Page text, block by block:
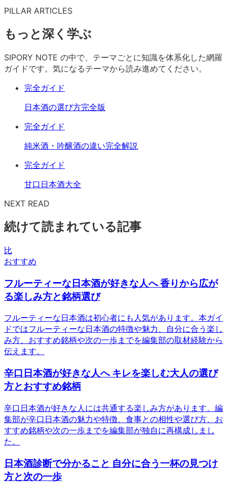
PILLAR ARTICLES
もっと深く学ぶ
SIPORY NOTE の中で、テーマごとに知識を体系化した網羅
ガイドです。気になるテーマから読み進めてください。
完全ガイド
日本酒の選び方完全版
完全ガイド
純米酒・吟醸酒の違い完全解説
完全ガイド
甘口日本酒大全
NEXT READ
続けて読まれている記事
比
おすすめ
フルーティーな日本酒が好きな人へ 香りから広が
る楽しみ方と銘柄選び
フルーティーな日本酒は初心者にも人気があります。本ガイ
ドではフルーティーな日本酒の特徴や魅力、自分に合う楽し
み方、おすすめ銘柄や次の一歩までを編集部の取材経験から
伝えます。
辛口日本酒が好きな人へ キレを楽しむ大人の選び
方とおすすめ銘柄
辛口日本酒が好きな人には共通する楽しみ方があります。編
集部が辛口日本酒の魅力や特徴、食事との相性や選び方、お
すすめ銘柄や次の一歩までを編集部が独自に再構成しまし
た。
日本酒診断で分かること 自分に合う一杯の見つけ
方と次の一歩